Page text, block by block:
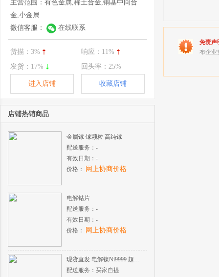
主营范围： 有色金属,稀土合金,铜基中间合
金,小金属
微信客服：
在线联系
货描： 3% 响应： 11%
发货： 17% 回头率： 25%
进入店铺 收藏店铺
店铺热销商品
金属镓 镓颗粒 高纯镓
配送服务： -
有效日期： -
价格：
网上协商价格
电解钴片
配送服务： -
有效日期： -
价格：
网上协商价格
现货直发 电解镍Ni9999 超高纯度 酸溶氢化性能稳定
配送服务： 买家自提
免责声
布企业